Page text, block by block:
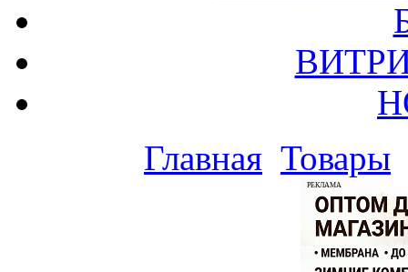
Главная Товары
РЕКЛАМА